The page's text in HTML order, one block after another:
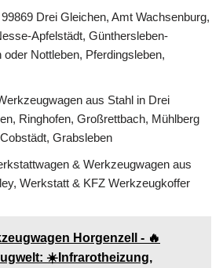
Drei Gleichen, Amt Wachsenburg,
Apfelstädt, Günthersleben-
Nottleben, Pferdingsleben,
aus Stahl in Drei
Ringhofen, Großrettbach, Mühlberg
Grabsleben
& Werkzeugwagen aus
Werkstatt & KFZ Werkzeugkoffer
Horgenzell - 🔥
☀️Infrarotheizung,